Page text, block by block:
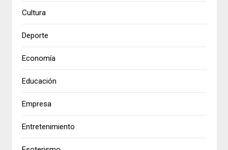
Cultura
Deporte
Economía
Educación
Empresa
Entretenimiento